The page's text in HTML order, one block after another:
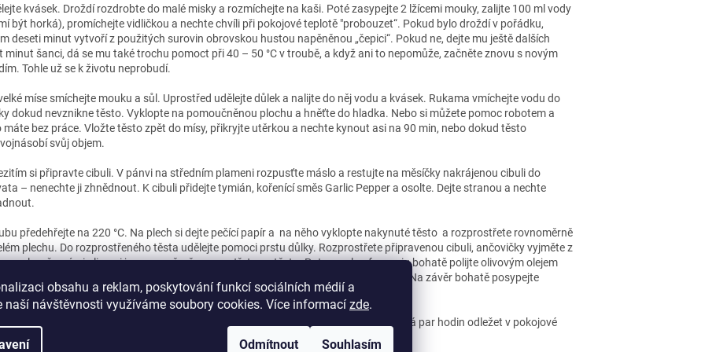
obsahu a reklam, poskytování funkcí sociálních médií a
naší návštěvnosti využíváme soubory cookies. Více informací zde.
Odmítnout Souhlasím
kvásek. Droždí rozdrobte do malé misky a rozmíchejte na kaši. Poté zasypejte 2 lžícemi mouky, zalijte 100 ml vody
být horká), promíchejte vidličkou a nechte chvíli při pokojové teplotě "probouzet“. Pokud bylo droždí v pořádku,
deseti minut vytvoří z použitých surovin obrovskou hustou napěněnou „čepici“. Pokud ne, dejte mu ještě dalších
minut šanci, dá se mu také trochu pomoct při 40 – 50 °C v troubě, a když ani to nepomůže, začněte znovu s novým
Tohle už se k životu neprobudí.
míse smíchejte mouku a sůl. Uprostřed udělejte důlek a nalijte do něj vodu a kvásek. Rukama vmíchejte vodu do
dokud nevznikne těsto. Vyklopte na pomoučněnou plochu a hněťte do hladka. Nebo si můžete pomoc robotem a
máte bez práce. Vložte těsto zpět do mísy, přikryjte utěrkou a nechte kynout asi na 90 min, nebo dokud těsto
svůj objem.
si připravte cibuli. V pánvi na středním plameni rozpusťte máslo a restujte na měsíčky nakrájenou cibuli do
– nenechte ji zhnědnout. K cibuli přidejte tymián, kořenící směs Garlic Pepper a osolte. Dejte stranou a nechte
předehřejte na 220 °C. Na plech si dejte pečící papír a na něho vyklopte nakynuté těsto a rozprostřete rovnoměrně
plechu. Do rozprostřeného těsta udělejte pomoci prstu důlky. Rozprostřete připravenou cibuli, ančovičky vyjměte z
a spolu s černými olivami je rovnoměrně rozprostřete na těsto. Potom celou focacciu bohatě polijte olivovým olejem
aby se v důlcích držel olej. Dejte péct a pečte cca 25 - 25 min. dokud těsto nezezlátne. Na závěr bohatě posypejte
parmazánem.
focacciu podávejte ještě teplou nebo studenou. Nám nejvíc chutná, když se nechá par hodin odležet v pokojové